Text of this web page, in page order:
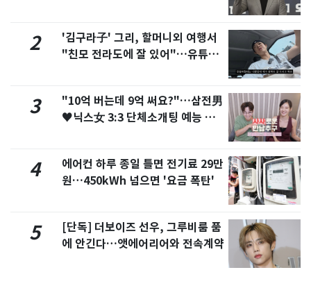
2
'김구라子' 그리, 할머니외 여행서
"친모 전라도에 잘 있어"…유튜브
3
"10억 버는데 9억 써요?"…삼전男
♥닉스女 3:3 단체소개팅 예능 화
4
에어컨 하루 종일 틀면 전기료 29만
원…450kWh 넘으면 '요금 폭탄'
5
[단독] 더보이즈 선우, 그루비룸 품
에 안긴다…앳에어리어와 전속계약